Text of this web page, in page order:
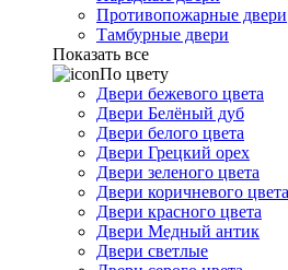
Противопожарные двери
Тамбурные двери
Показать все
По цвету
Двери бежевого цвета
Двери Белёный дуб
Двери белого цвета
Двери Грецкий орех
Двери зеленого цвета
Двери коричневого цвета
Двери красного цвета
Двери Медный антик
Двери светлые